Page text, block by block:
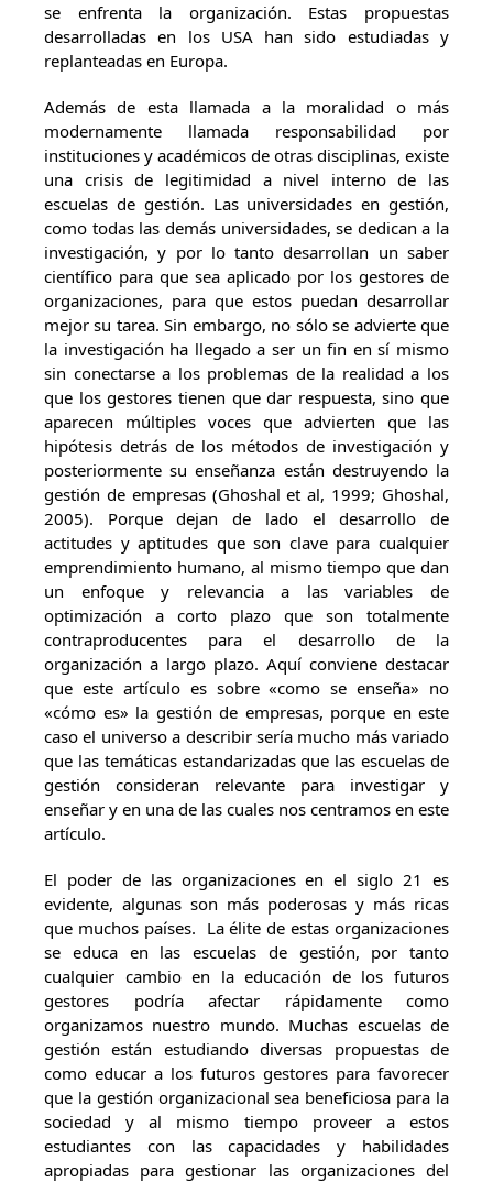
se enfrenta la organización. Estas propuestas
desarrolladas en los USA han sido estudiadas y
replanteadas en Europa.
Además de esta llamada a la moralidad o más
modernamente llamada responsabilidad por
instituciones y académicos de otras disciplinas, existe
una crisis de legitimidad a nivel interno de las
escuelas de gestión. Las universidades en gestión,
como todas las demás universidades, se dedican a la
investigación, y por lo tanto desarrollan un saber
científico para que sea aplicado por los gestores de
organizaciones, para que estos puedan desarrollar
mejor su tarea. Sin embargo, no sólo se advierte que
la investigación ha llegado a ser un fin en sí mismo
sin conectarse a los problemas de la realidad a los
que los gestores tienen que dar respuesta, sino que
aparecen múltiples voces que advierten que las
hipótesis detrás de los métodos de investigación y
posteriormente su enseñanza están destruyendo la
gestión de empresas (Ghoshal et al, 1999; Ghoshal,
2005). Porque dejan de lado el desarrollo de
actitudes y aptitudes que son clave para cualquier
emprendimiento humano, al mismo tiempo que dan
un enfoque y relevancia a las variables de
optimización a corto plazo que son totalmente
contraproducentes para el desarrollo de la
organización a largo plazo. Aquí conviene destacar
que este artículo es sobre «como se enseña» no
«cómo es» la gestión de empresas, porque en este
caso el universo a describir sería mucho más variado
que las temáticas estandarizadas que las escuelas de
gestión consideran relevante para investigar y
enseñar y en una de las cuales nos centramos en este
artículo.
El poder de las organizaciones en el siglo 21 es
evidente, algunas son más poderosas y más ricas
que muchos países. La élite de estas organizaciones
se educa en las escuelas de gestión, por tanto
cualquier cambio en la educación de los futuros
gestores podría afectar rápidamente como
organizamos nuestro mundo. Muchas escuelas de
gestión están estudiando diversas propuestas de
como educar a los futuros gestores para favorecer
que la gestión organizacional sea beneficiosa para la
sociedad y al mismo tiempo proveer a estos
estudiantes con las capacidades y habilidades
apropiadas para gestionar las organizaciones del